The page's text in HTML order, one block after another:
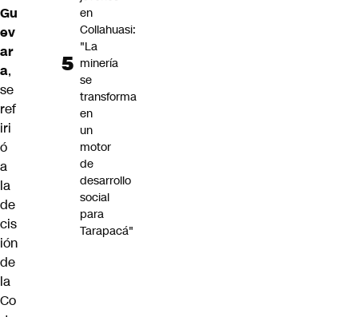
Gu
ev
ar
a,
se
ref
iri
ó
a
la
de
cis
ión
de
la
Co
en
Collahuasi:
"La
minería
se
transforma
en
un
motor
de
desarrollo
social
para
Tarapacá"